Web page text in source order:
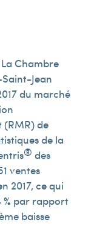
Chambre
Jean
du marché
de
de la
® des
ventes
2017, ce qui
% par rapport
baisse